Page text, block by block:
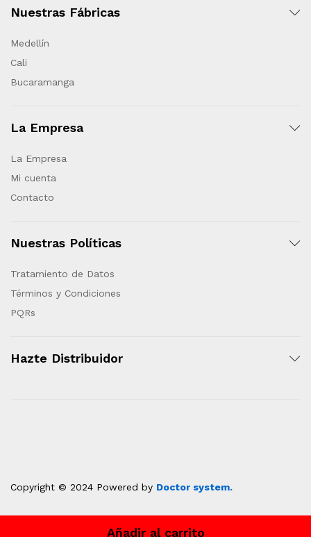
Añadir al carrito
Nuestras Fábricas
Medellín
Cali
Bucaramanga
La Empresa
La Empresa
Mi cuenta
Contacto
Nuestras Políticas
Tratamiento de Datos
Términos y Condiciones
PQRs
Hazte Distribuidor
Copyright © 2024 Powered by Doctor system.